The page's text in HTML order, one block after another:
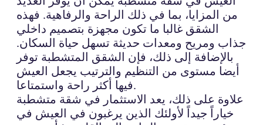
من المزايا، بما في ذلك الراحة والرفاهية. فهذه
الشقق غالبا ما تكون مجهزة بتصميم داخلي
جذاب ومريح ومعدات حديثة تسهل حياة السكان.
بالإضافة إلى ذلك، فإن الشقق المتشطبة توفر
أيضا مستوى من التنظيم والترتيب يجعل العيش
فيها أكثر راحة واستمتاعا.
علاوة على ذلك، يعد الاستثمار في شقة متشطبة
خياراً جيداً لأولئك الذين يرغبون في العيش في